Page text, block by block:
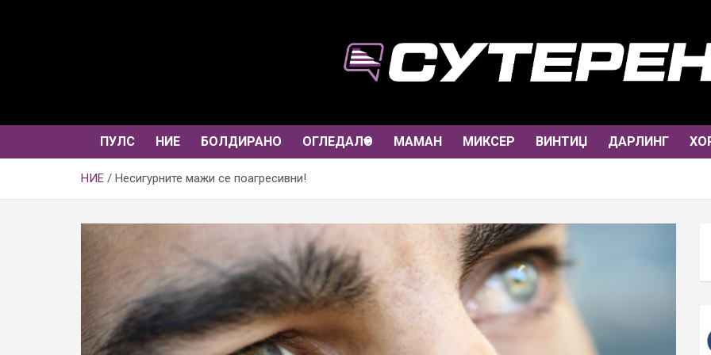
ПУЛС НИЕ БОЛДИРАНО ОГЛЕДАЛО МАМАН МИКСЕР ВИНТИЏ ДАРЛИНГ
НИЕ Несигурните мажи се поагресивни!